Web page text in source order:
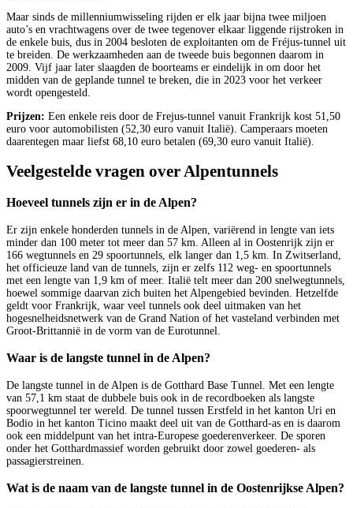
Maar sinds de millenniumwisseling rijden er elk jaar bijna twee miljoen
auto’s en vrachtwagens over de twee tegenover elkaar liggende rijstroken in
de enkele buis, dus in 2004 besloten de exploitanten om de Fréjus-tunnel uit
te breiden. De werkzaamheden aan de tweede buis begonnen daarom in
2009. Vijf jaar later slaagden de boorteams er eindelijk in om door het
midden van de geplande tunnel te breken, die in 2023 voor het verkeer
wordt opengesteld.
Prijzen: Een enkele reis door de Frejus-tunnel vanuit Frankrijk kost 51,50
euro voor automobilisten (52,30 euro vanuit Italië). Camperaars moeten
daarentegen maar liefst 68,10 euro betalen (69,30 euro vanuit Italië).
Veelgestelde vragen over Alpentunnels
Hoeveel tunnels zijn er in de Alpen?
Er zijn enkele honderden tunnels in de Alpen, variërend in lengte van iets
minder dan 100 meter tot meer dan 57 km. Alleen al in Oostenrijk zijn er
166 wegtunnels en 29 spoortunnels, elk langer dan 1,5 km. In Zwitserland,
het officieuze land van de tunnels, zijn er zelfs 112 weg- en spoortunnels
met een lengte van 1,9 km of meer. Italië telt meer dan 200 snelwegtunnels,
hoewel sommige daarvan zich buiten het Alpengebied bevinden. Hetzelfde
geldt voor Frankrijk, waar veel tunnels ook deel uitmaken van het
hogesnelheidsnetwerk van de Grand Nation of het vasteland verbinden met
Groot-Brittannië in de vorm van de Eurotunnel.
Waar is de langste tunnel in de Alpen?
De langste tunnel in de Alpen is de Gotthard Base Tunnel. Met een lengte
van 57,1 km staat de dubbele buis ook in de recordboeken als langste
spoorwegtunnel ter wereld. De tunnel tussen Erstfeld in het kanton Uri en
Bodio in het kanton Ticino maakt deel uit van de Gotthard-as en is daarom
ook een middelpunt van het intra-Europese goederenverkeer. De sporen
onder het Gotthardmassief worden gebruikt door zowel goederen- als
passagierstreinen.
Wat is de naam van de langste tunnel in de Oostenrijkse Alpen?